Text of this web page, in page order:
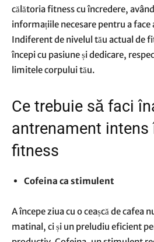
călătoria fitness cu încredere,
informațiile necesare pentru a
Indiferent de nivelul tău actual de
începi cu pasiune și dedicare,
limitele corpului tău.
Ce trebuie să faci
antrenament intens
fitness
Cofeina ca stimulent
A începe ziua cu o ceașcă de cafea
matinal, ci și un preludiu eficient